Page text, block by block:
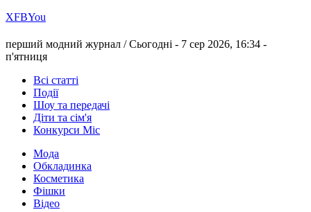
ХFBYou
перший модний журнал /Сьогодні - 7 сер 2026, 16:34 -
п'ятниця
Всі статті
Події
Шоу та передачі
Діти та сім'я
Конкурси Міс
Мода
Обкладинка
Косметика
Фішки
Відео